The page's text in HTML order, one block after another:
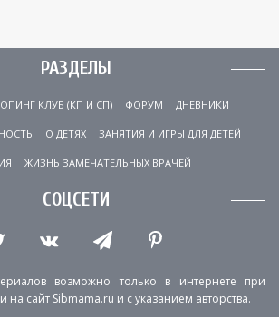
РАЗДЕЛЫ
КЛУБ (КП И СП) ФОРУМ ДНЕВНИКИ
О ДЕТЯХ ЗАНЯТИЯ И ИГРЫ ДЛЯ ДЕТЕЙ
ЖИЗНЬ ЗАМЕЧАТЕЛЬНЫХ ВРАЧЕЙ
СОЦСЕТИ
возможно только в интернете при
на сайт Sibmama.ru и с указанием авторства.